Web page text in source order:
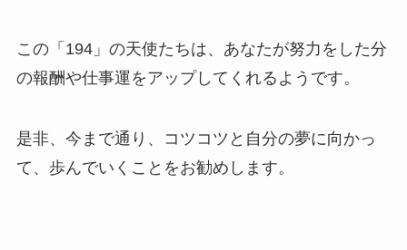
この「194」の天使たちは、あなたが努力をした分
の報酬や仕事運をアップしてくれるようです。
是非、今まで通り、コツコツと自分の夢に向かっ
て、歩んでいくことをお勧めします。